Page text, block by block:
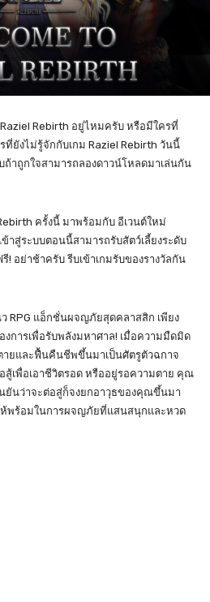
Rebirth อยู่ไหมครับ หรือมีใครที่
ที่ยังไม่รู้จักกับเกม Raziel Rebirth วันนี้
ถ้าถูกใจสามารถลองดาวน์โหลดมาเล่นกัน
ครั้งนี้ มาพร้อมกับ อีเวนต์ใหม่
าสู่ระบบตอนนี้สามารถรับสัตว์เลี้ยงระดับ
! อย่าช้าครับ รีบเข้าเกมรับของรางวัลกัน
ว RPG แอ็กชั่นผจญภัยสุดคลาสสิก เพียง
การเพื่อรับพลังมหาศาล! เมื่อความมืดมิด
ยและฟื้นคืนชีพขึ้นมาเป็นศัตรูตัวฉกาจ
เพื่อเอาชีวิตรอด หรืออยู่รอความตาย คุณ
ยันว่าจะต่อสู่ก็จงยกอาวุธของคุณขึ้นมา
ห้พร้อมในการผจญภัยที่แสนสนุกและหวด